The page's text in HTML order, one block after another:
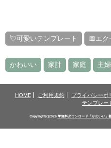
💘可愛いテンプレート 📅エク
かわいい 家計 家庭 主婦
HOME ご利用規約 プライバシーポ
テンプレー
Copyright(c)2026 💗無料ダウンロード「かわいい」